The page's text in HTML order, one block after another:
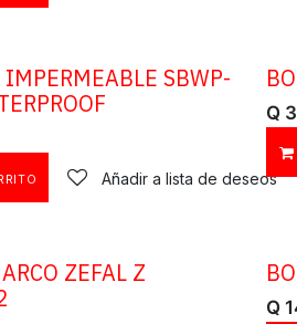
IMPERMEABLE SBWP-
Añadir a lista de deseos
Q
ZEFAL Z
Q